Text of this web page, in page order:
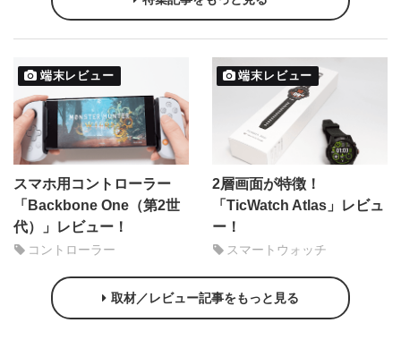
端末レビュー
スマホ用コントローラー
「Backbone One（第2世
代）」レビュー！
コントローラー
端末レビュー
2層画面が特徴！
「TicWatch Atlas」レビュ
ー！
スマートウォッチ
取材／レビュー記事をもっと見る